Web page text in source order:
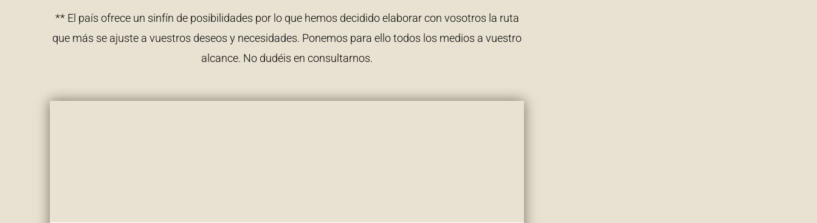
** El país ofrece un sinfín de posibilidades por lo que hemos decidido elaborar con vosotros la ruta
que más se ajuste a vuestros deseos y necesidades. Ponemos para ello todos los medios a vuestro
alcance. No dudéis en consultarnos.